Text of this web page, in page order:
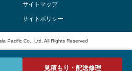
サイトマップ
サイトポリシー
Pacific Co., Ltd. All Rights Reserved
見積もり・配送修理